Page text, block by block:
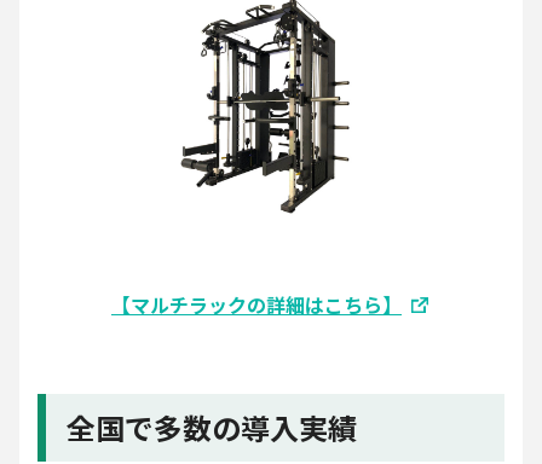
【マルチラックの詳細はこちら】
全国で多数の導入実績